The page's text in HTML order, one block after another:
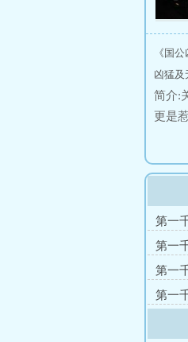
《国
凶猛及
简介:
更是
入一
第一
第一
第一
第一